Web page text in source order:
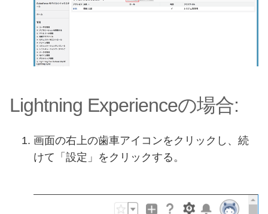
Lightning Experienceの場合:
画面の右上の歯車アイコンをクリックし、続
けて「設定」をクリックする。